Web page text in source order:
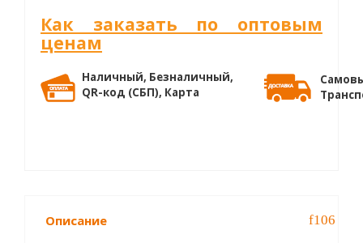
Как заказать по оптовым
ценам
Наличный, Безналичный,
QR-код (СБП), Карта
Описание